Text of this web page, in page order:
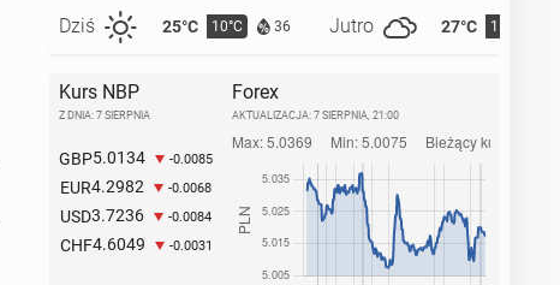
Dziś 25°C 10°C 36 Jutro 27°C 11°C
Kurs NBP
Z DNIA: 7 SIERPNIA
GBP5.0134 -0.0085
EUR4.2982 -0.0068
USD3.7236 -0.0084
CHF4.6049 -0.0031
Forex
AKTUALIZACJA: 7 SIERPNIA, 21:00